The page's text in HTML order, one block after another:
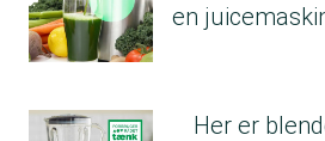
en
Her er